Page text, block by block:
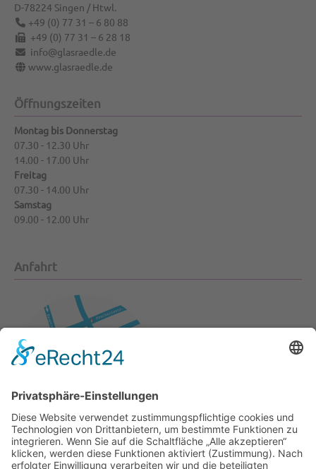
D-78224 Singen / Htwl.
+49 (0) 77 31 – 6 80 88
+49 (0) 77 31 – 6 28 18
info@glasraedle.de
www.glasraedle.de
Öffnungszeiten
Montag bis Donnerstag
07.30 - 12.30 Uhr
14.00 - 17.00 Uhr
Freitag
07.30 - 14.00 Uhr
Samstag
09.00 - 12.00 Uhr
Anfahrt